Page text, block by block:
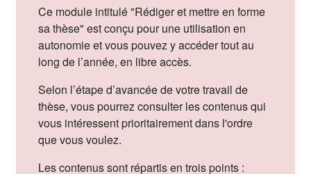
Ce module intitulé "Rédiger et mettre en forme
sa thèse" est conçu pour une utilisation en
autonomie et vous pouvez y accéder tout au
long de l’année, en libre accès.
Selon l’étape d’avancée de votre travail de
thèse, vous pourrez consulter les contenus qui
vous intéressent prioritairement dans l'ordre
que vous voulez.
Les contenus sont répartis en trois points :